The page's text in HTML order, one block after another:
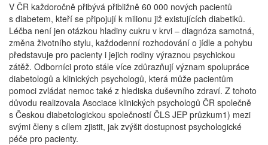
V ČR každoročně přibývá přibližně 60 000 nových pacientů
s diabetem, kteří se připojují k milionu již existujících diabetiků.
Léčba není jen otázkou hladiny cukru v krvi – diagnóza samotná,
změna životního stylu, každodenní rozhodování o jídle a pohybu
představuje pro pacienty i jejich rodiny výraznou psychickou
zátěž. Odborníci proto stále více zdůrazňují význam spolupráce
diabetologů a klinických psychologů, která může pacientům
pomoci zvládat nemoc také z hlediska duševního zdraví. Z tohoto
důvodu realizovala Asociace klinických psychologů ČR společně
s Českou diabetologickou společností ČLS JEP průzkum1) mezi
svými členy s cílem zjistit, jak zvýšit dostupnost psychologické
péče pro pacienty.